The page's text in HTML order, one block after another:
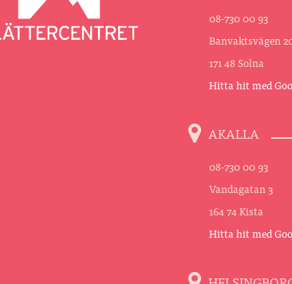
08-730 00 93
Banvaktsvägen
171 48 Solna
Hitta hit med
AKALLA
08-730 00 93
Vandagatan 3
164 74 Kista
Hitta hit med